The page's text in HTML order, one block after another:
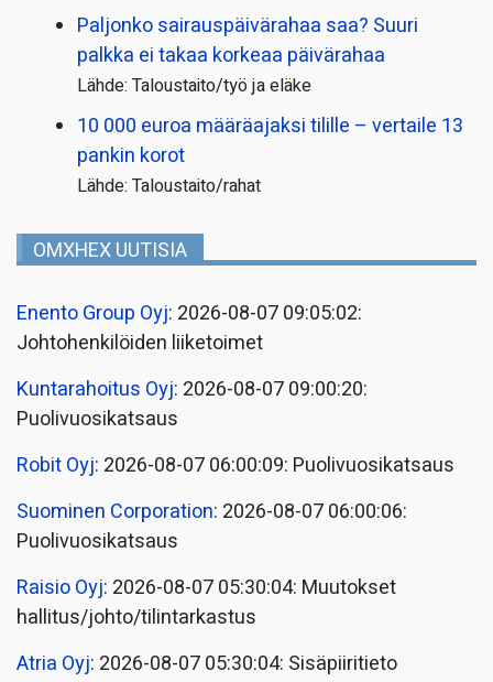
Paljonko sairauspäivä­rahaa saa? Suuri
palkka ei takaa korkeaa päivärahaa
Lähde: Taloustaito/työ ja eläke
10 000 euroa määräajaksi tilille – vertaile 13
pankin korot
Lähde: Taloustaito/rahat
OMXHEX UUTISIA
Enento Group Oyj: 2026-08-07 09:05:02:
Johtohenkilöiden liiketoimet
Kuntarahoitus Oyj: 2026-08-07 09:00:20:
Puolivuosikatsaus
Robit Oyj: 2026-08-07 06:00:09: Puolivuosikatsaus
Suominen Corporation: 2026-08-07 06:00:06:
Puolivuosikatsaus
Raisio Oyj: 2026-08-07 05:30:04: Muutokset
hallitus/johto/tilintarkastus
Atria Oyj: 2026-08-07 05:30:04: Sisäpiiritieto